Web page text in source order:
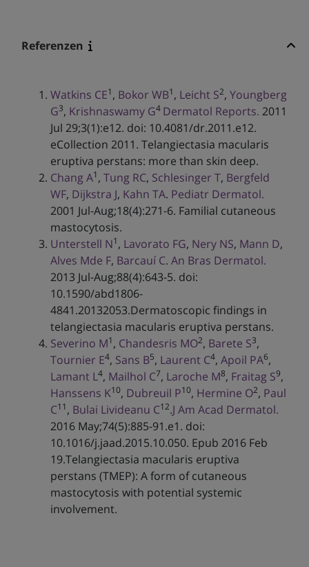
Referenzen
Watkins CE1 , Bokor WB1 , Leicht S2, Youngberg
G3, Krishnaswamy G4 Dermatol Reports. 2011
Jul 29;3(1):e12. doi: 10.4081/dr.2011.e12.
eCollection 2011. Telangiectasia macularis
eruptiva perstans: more than skin deep.
Chang A1 , Tung RC, Schlesinger T, Bergfeld
WF, Dijkstra J, Kahn TA. Pediatr Dermatol.
2001 Jul-Aug;18(4):271-6. Familial cutaneous
mastocytosis.
Unterstell N1 , Lavorato FG, Nery NS, Mann D,
Alves Mde F, Barcauí C. An Bras Dermatol.
2013 Jul-Aug;88(4):643-5. doi:
10.1590/abd1806-
4841.20132053.Dermatoscopic findings in
telangiectasia macularis eruptiva perstans.
Severino M1 , Chandesris MO2, Barete S3,
Tournier E4, Sans B5, Laurent C4, Apoil PA6,
Lamant L4, Mailhol C7, Laroche M8, Fraitag S9,
Hanssens K10, Dubreuil P10, Hermine O2, Paul
C11 , Bulai Livideanu C12.J Am Acad Dermatol.
2016 May;74(5):885-91.e1. doi:
10.1016/j.jaad.2015.10.050. Epub 2016 Feb
19.Telangiectasia macularis eruptiva
perstans (TMEP): A form of cutaneous
mastocytosis with potential systemic
involvement.